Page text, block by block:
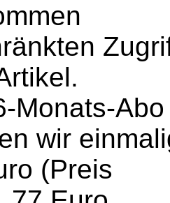
Monats-Abo
wir
(Preis